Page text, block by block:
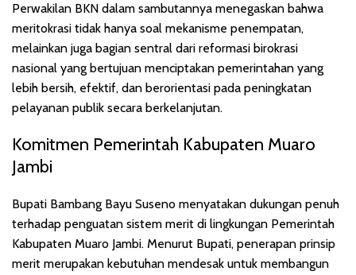
Perwakilan BKN dalam sambutannya menegaskan bahwa
meritokrasi tidak hanya soal mekanisme penempatan,
melainkan juga bagian sentral dari reformasi birokrasi
nasional yang bertujuan menciptakan pemerintahan yang
lebih bersih, efektif, dan berorientasi pada peningkatan
pelayanan publik secara berkelanjutan.
Komitmen Pemerintah Kabupaten Muaro
Jambi
Bupati Bambang Bayu Suseno menyatakan dukungan penuh
terhadap penguatan sistem merit di lingkungan Pemerintah
Kabupaten Muaro Jambi. Menurut Bupati, penerapan prinsip
merit merupakan kebutuhan mendesak untuk membangun